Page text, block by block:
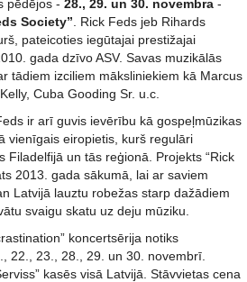
pēdējos - 28., 29. un 30. novembra -
Society” . Rick Feds jeb Rihards
pateicoties iegūtajai prestižajai
gada dzīvo ASV. Savas muzikālās
tādiem izciliem māksliniekiem kā Marcus
Cuba Gooding Sr. u.c.
ir arī guvis ievērību kā gospeļmūzikas
vienīgais eiropietis, kurš regulāri
Filadelfijā un tās reģionā. Projekts “Rick
2013. gada sākumā, lai ar saviem
Latvijā lauztu robežas starp dažādiem
svaigu skatu uz deju mūziku.
koncertsērija notiks
22., 23., 28., 29. un 30. novembrī.
kasēs visā Latvijā. Stāvvietas cena